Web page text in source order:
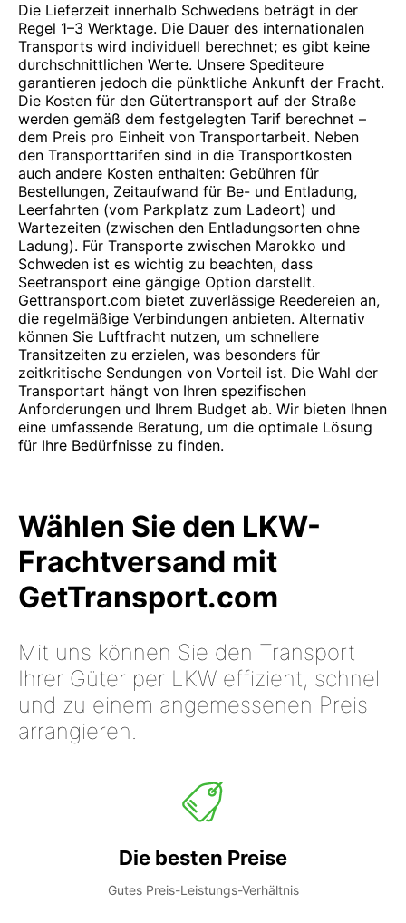
Die Lieferzeit innerhalb Schwedens beträgt in der
Regel 1–3 Werktage. Die Dauer des internationalen
Transports wird individuell berechnet; es gibt keine
durchschnittlichen Werte. Unsere Spediteure
garantieren jedoch die pünktliche Ankunft der Fracht.
Die Kosten für den Gütertransport auf der Straße
werden gemäß dem festgelegten Tarif berechnet –
dem Preis pro Einheit von Transportarbeit. Neben
den Transporttarifen sind in die Transportkosten
auch andere Kosten enthalten: Gebühren für
Bestellungen, Zeitaufwand für Be- und Entladung,
Leerfahrten (vom Parkplatz zum Ladeort) und
Wartezeiten (zwischen den Entladungsorten ohne
Ladung). Für Transporte zwischen Marokko und
Schweden ist es wichtig zu beachten, dass
Seetransport eine gängige Option darstellt.
Gettransport.com bietet zuverlässige Reedereien an,
die regelmäßige Verbindungen anbieten. Alternativ
können Sie Luftfracht nutzen, um schnellere
Transitzeiten zu erzielen, was besonders für
zeitkritische Sendungen von Vorteil ist. Die Wahl der
Transportart hängt von Ihren spezifischen
Anforderungen und Ihrem Budget ab. Wir bieten Ihnen
eine umfassende Beratung, um die optimale Lösung
für Ihre Bedürfnisse zu finden.
Wählen Sie den LKW-
Frachtversand mit
GetTransport.com
Mit uns können Sie den Transport
Ihrer Güter per LKW effizient, schnell
und zu einem angemessenen Preis
arrangieren.
Die besten Preise
Gutes Preis-Leistungs-Verhältnis